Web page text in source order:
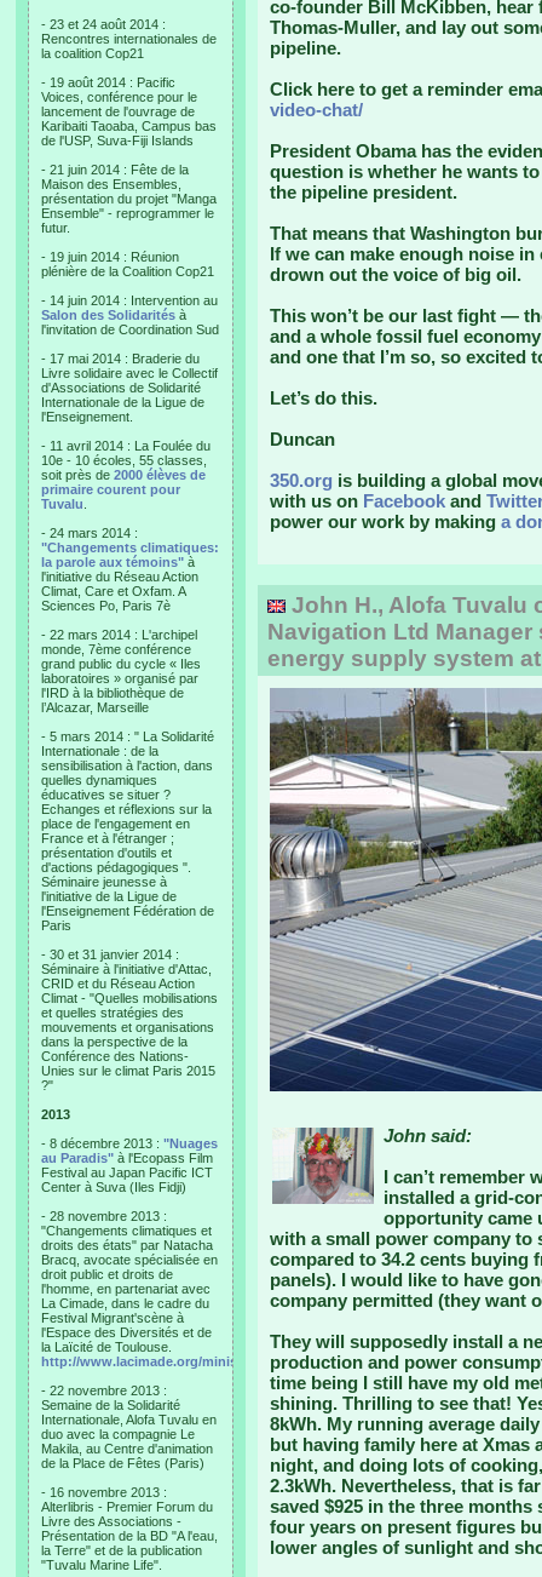
- 23 et 24 août 2014 :
Rencontres internationales de
la coalition Cop21
- 19 août 2014 : Pacific
Voices, conférence pour le
lancement de l'ouvrage de
Karibaiti Taoaba, Campus bas
de l'USP, Suva-Fiji Islands
- 21 juin 2014 : Fête de la
Maison des Ensembles,
présentation du projet "Manga
Ensemble" - reprogrammer le
futur.
- 19 juin 2014 : Réunion
plénière de la Coalition Cop21
- 14 juin 2014 : Intervention au
Salon des Solidarités à
l'invitation de Coordination Sud
- 17 mai 2014 : Braderie du
Livre solidaire avec le Collectif
d'Associations de Solidarité
Internationale de la Ligue de
l'Enseignement.
- 11 avril 2014 : La Foulée du
10e - 10 écoles, 55 classes,
soit près de 2000 élèves de
primaire courent pour
Tuvalu
- 24 mars 2014 :
"Changements climatiques:
la parole aux témoins" à
l'initiative du Réseau Action
Climat, Care et Oxfam. A
Sciences Po, Paris 7è
- 22 mars 2014 : L'archipel
monde, 7ème conférence
grand public du cycle « Iles
laboratoires » organisé par
l'IRD à la bibliothèque de
l’Alcazar, Marseille
- 5 mars 2014 : " La Solidarité
Internationale : de la
sensibilisation à l'action, dans
quelles dynamiques
éducatives se situer ?
Echanges et réflexions sur la
place de l'engagement en
France et à l'étranger ;
présentation d'outils et
d'actions pédagogiques ".
Séminaire jeunesse à
l'initiative de la Ligue de
l'Enseignement Fédération de
Paris
- 30 et 31 janvier 2014 :
Séminaire à l'initiative d'Attac,
CRID et du Réseau Action
Climat - "Quelles mobilisations
et quelles stratégies des
mouvements et organisations
dans la perspective de la
Conférence des Nations-
Unies sur le climat Paris 2015
?"
2013
- 8 décembre 2013 : "Nuages
au Paradis" à l'Ecopass Film
Festival au Japan Pacific ICT
Center à Suva (Iles Fidji)
- 28 novembre 2013 :
"Changements climatiques et
droits des états" par Natacha
Bracq, avocate spécialisée en
droit public et droits de
l'homme, en partenariat avec
La Cimade, dans le cadre du
Festival Migrant'scène à
l'Espace des Diversités et de
la Laïcité de Toulouse.
http://www.lacimade.org/minisites/migrantscene
- 22 novembre 2013 :
Semaine de la Solidarité
Internationale, Alofa Tuvalu en
duo avec la compagnie Le
Makila, au Centre d'animation
de la Place de Fêtes (Paris)
- 16 novembre 2013 :
Alterlibris - Premier Forum du
Livre des Associations -
Présentation de la BD "A l'eau,
la Terre" et de la publication
"Tuvalu Marine Life".
co-founder Bill McKibben, hear
Thomas-Muller, and lay out
pipeline.
Click here to get a reminder
video-chat/
President Obama has the
question is whether he wants
the pipeline president.
That means that Washington
If we can make enough noise
drown out the voice of big oil.
This won’t be our last fight —
and a whole fossil fuel
and one that I’m so, so excited
Let’s do this.
Duncan
350.org is building a global
with us on Facebook and Twitter
power our work by making a
John H., Alofa Tuvalu
Navigation Ltd
energy supply system
John said:
I can’t remember
installed a grid-
opportunity came
with a small power company to
compared to 34.2 cents buying
panels). I would like to have
company permitted (they want
They will supposedly install a
production and power
time being I still have my old
shining. Thrilling to see that!
8kWh. My running average
but having family here at
night, and doing lots of
2.3kWh. Nevertheless, that is
saved $925 in the three
four years on present figures
lower angles of sunlight and